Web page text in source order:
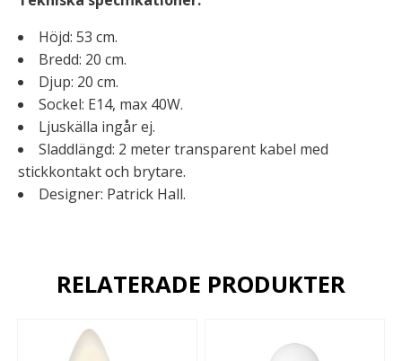
Höjd: 53 cm.
Bredd: 20 cm.
Djup: 20 cm.
Sockel: E14, max 40W.
Ljuskälla ingår ej.
Sladdlängd: 2 meter transparent kabel med
stickkontakt och brytare.
Designer: Patrick Hall.
RELATERADE PRODUKTER